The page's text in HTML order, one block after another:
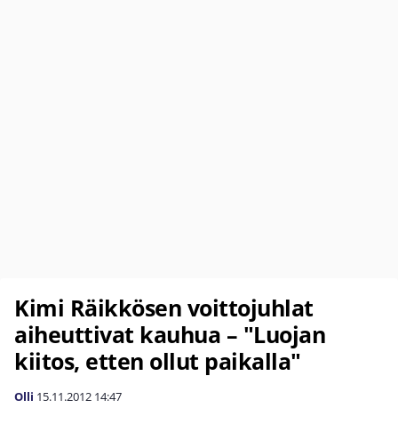
Kimi Räikkösen voittojuhlat
aiheuttivat kauhua – "Luojan
kiitos, etten ollut paikalla"
Olli 15.11.2012 14:47